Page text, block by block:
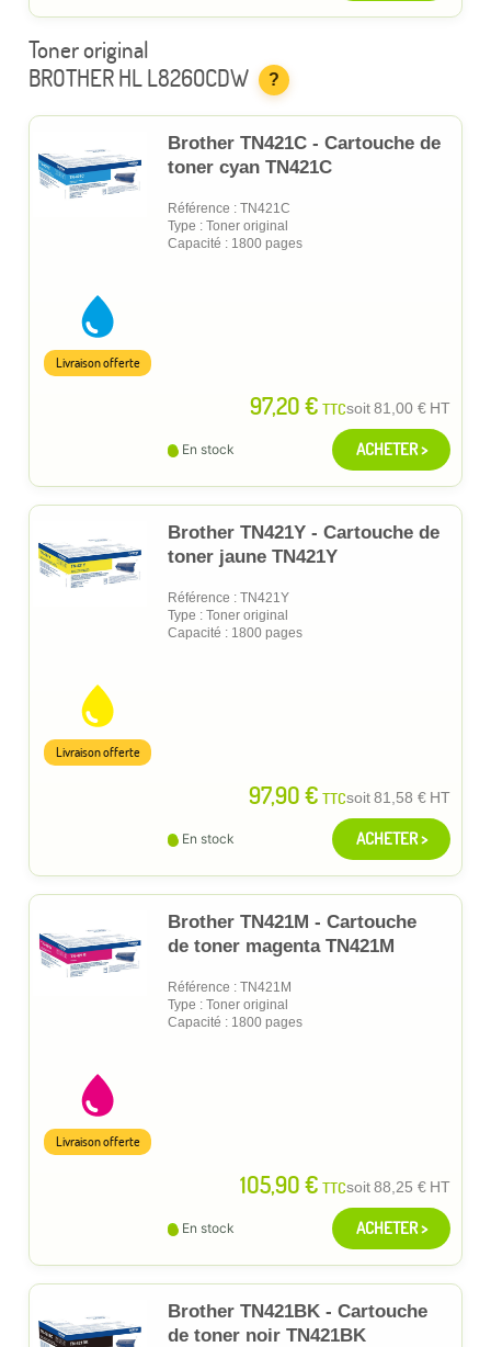
Toner original
BROTHER HL L8260CDW
?
Brother TN421C - Cartouche de
toner cyan TN421C
Référence : TN421C
Type : Toner original
Capacité : 1800 pages
97,20 € TTCsoit81,00 € HT
Livraison offerte
En stock ACHETER >
Brother TN421Y - Cartouche de
toner jaune TN421Y
Référence : TN421Y
Type : Toner original
Capacité : 1800 pages
97,90 € TTCsoit81,58 € HT
Livraison offerte
En stock ACHETER >
Brother TN421M - Cartouche
de toner magenta TN421M
Référence : TN421M
Type : Toner original
Capacité : 1800 pages
105,90 € TTCsoit88,25 € HT
Livraison offerte
En stock ACHETER >
Brother TN421BK - Cartouche
de toner noir TN421BK